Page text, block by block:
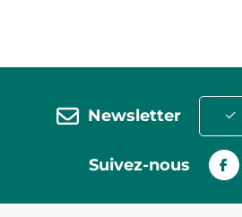
Newsletter
Suivez-nous